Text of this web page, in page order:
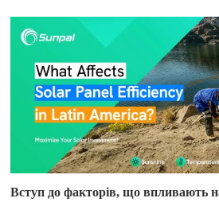
Вступ до факторів, що впливають